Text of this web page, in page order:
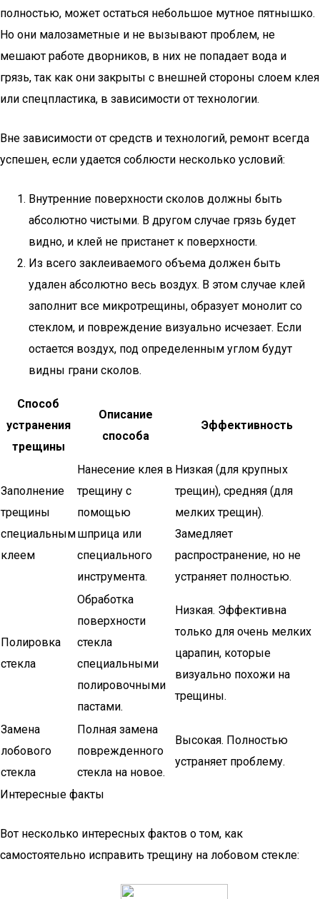
полностью, может остаться небольшое мутное пятнышко.
Но они малозаметные и не вызывают проблем, не
мешают работе дворников, в них не попадает вода и
грязь, так как они закрыты с внешней стороны слоем клея
или спецпластика, в зависимости от технологии.
Вне зависимости от средств и технологий, ремонт всегда
успешен, если удается соблюсти несколько условий:
Внутренние поверхности сколов должны быть
абсолютно чистыми. В другом случае грязь будет
видно, и клей не пристанет к поверхности.
Из всего заклеиваемого объема должен быть
удален абсолютно весь воздух. В этом случае клей
заполнит все микротрещины, образует монолит со
стеклом, и повреждение визуально исчезает. Если
остается воздух, под определенным углом будут
видны грани сколов.
Способ
устранения
трещины
Описание
способа
Эффективность
Заполнение
трещины
специальным
клеем
Нанесение клея в
трещину с
помощью
шприца или
специального
инструмента.
Низкая (для крупных
трещин), средняя (для
мелких трещин).
Замедляет
распространение, но не
устраняет полностью.
Полировка
стекла
Обработка
поверхности
стекла
специальными
полировочными
пастами.
Низкая. Эффективна
только для очень мелких
царапин, которые
визуально похожи на
трещины.
Замена
лобового
стекла
Полная замена
поврежденного
стекла на новое.
Высокая. Полностью
устраняет проблему.
Интересные факты
Вот несколько интересных фактов о том, как
самостоятельно исправить трещину на лобовом стекле: